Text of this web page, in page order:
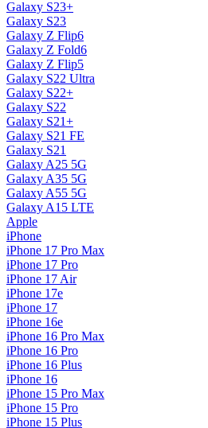
Galaxy S23+
Galaxy S23
Galaxy Z Flip6
Galaxy Z Fold6
Galaxy Z Flip5
Galaxy S22 Ultra
Galaxy S22+
Galaxy S22
Galaxy S21+
Galaxy S21 FE
Galaxy S21
Galaxy A25 5G
Galaxy A35 5G
Galaxy A55 5G
Galaxy A15 LTE
Apple
iPhone
iPhone 17 Pro Max
iPhone 17 Pro
iPhone 17 Air
iPhone 17e
iPhone 17
iPhone 16e
iPhone 16 Pro Max
iPhone 16 Pro
iPhone 16 Plus
iPhone 16
iPhone 15 Pro Max
iPhone 15 Pro
iPhone 15 Plus